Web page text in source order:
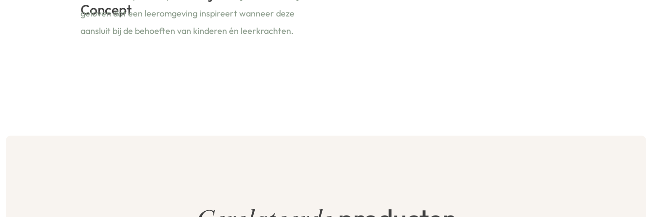
Concept
geloven dat een leeromgeving inspireert wanneer deze
aansluit bij de behoeften van kinderen én leerkrachten.